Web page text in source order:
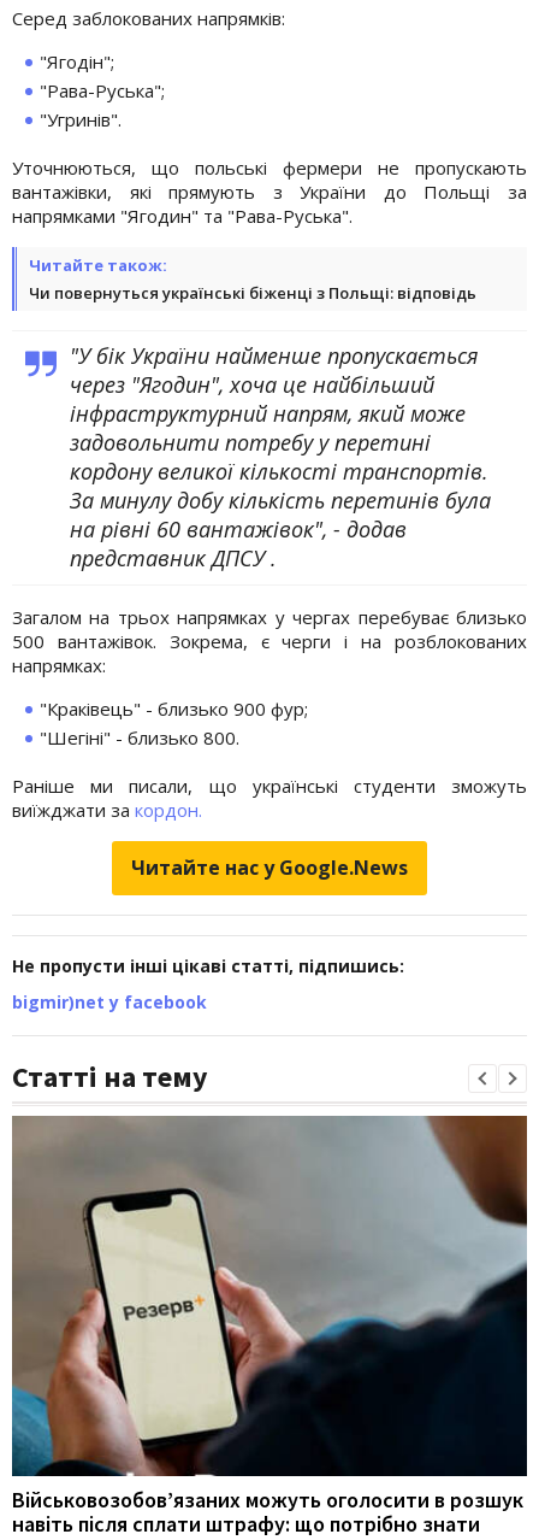
Серед заблокованих напрямків:
"Ягодін";
"Рава-Руська";
"Угринів".
Уточнюються, що польські фермери не пропускають
вантажівки, які прямують з України до Польщі за
напрямками "Ягодин" та "Рава-Руська".
Читайте також:
Чи повернуться українські біженці з Польщі: відповідь
"У бік України найменше пропускається
через "Ягодин", хоча це найбільший
інфраструктурний напрям, який може
задовольнити потребу у перетині
кордону великої кількості транспортів.
За минулу добу кількість перетинів була
на рівні 60 вантажівок", - додав
представник ДПСУ .
Загалом на трьох напрямках у чергах перебуває близько
500 вантажівок. Зокрема, є черги і на розблокованих
напрямках:
"Краківець" - близько 900 фур;
"Шегіні" - близько 800.
Раніше ми писали, що українські студенти зможуть
виїжджати за кордон.
Читайте нас у Google.News
Не пропусти інші цікаві статті, підпишись:
bigmir)net у facebook
Статті на тему
Військовозобов’язаних можуть оголосити в розшук
навіть після сплати штрафу: що потрібно знати